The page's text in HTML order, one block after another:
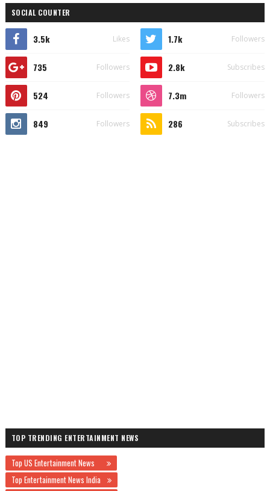
SOCIAL COUNTER
3.5k Likes 1.7k Followers
735 Followers 2.8k Subscribes
524 Followers 7.3m Followers
849 Followers 286 Subscribes
TOP TRENDING ENTERTAINMENT NEWS
Top US Entertainment News
Top Entertainment News India